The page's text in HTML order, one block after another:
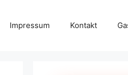
Impressum Kontakt